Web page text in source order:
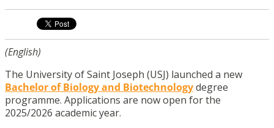
(English)
The University of Saint Joseph (USJ) launched a new
Bachelor of Biology and Biotechnologydegree
programme. Applications are now open for the
2025/2026 academic year.